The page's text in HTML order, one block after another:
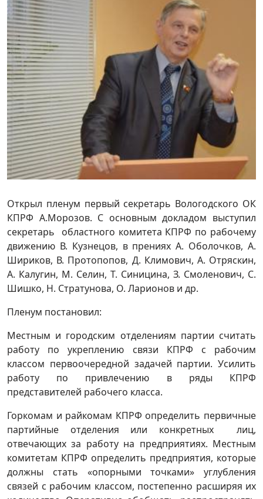
Открыл пленум первый секретарь Вологодского ОК
КПРФ А.Морозов. С основным докладом выступил
секретарь областного комитета КПРФ по рабочему
движению В. Кузнецов, в прениях А. Оболочков, А.
Шириков, В. Протопопов, Д. Климович, А. Отряскин,
А. Калугин, М. Селин, Т. Синицина, З. Смоленович, С.
Шишко, Н. Стратунова, О. Ларионов и др.
Пленум постановил:
Местным и городским отделениям партии считать
работу по укреплению связи КПРФ с рабочим
классом первоочередной задачей партии. Усилить
работу по привлечению в ряды КПРФ
представителей рабочего класса.
Горкомам и райкомам КПРФ определить первичные
партийные отделения или конкретных лиц,
отвечающих за работу на предприятиях. Местным
комитетам КПРФ определить предприятия, которые
должны стать «опорными точками» углубления
связей с рабочим классом, постепенно расширяя их